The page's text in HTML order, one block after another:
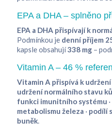
EPA a DHA – splněno
EPA a DHA přispívají k
Podmínkou je denní příjem
kapsle obsahují338 mg –
Vitamin A – 46 %
Vitamin A přispívá k
udržení normálního stavu
funkci imunitního systému ·
metabolismu železa · podílí
buněk.